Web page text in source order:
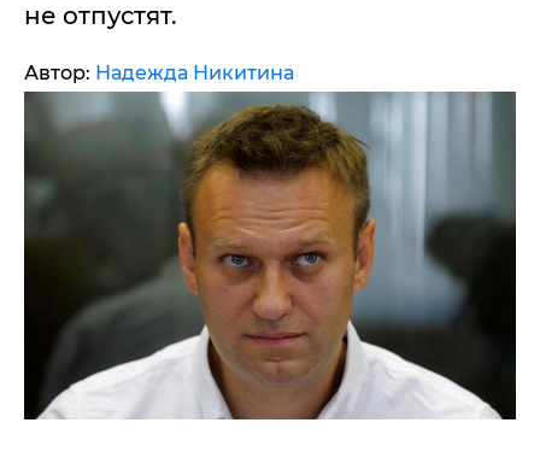
не отпустят.
Автор: Надежда Никитина